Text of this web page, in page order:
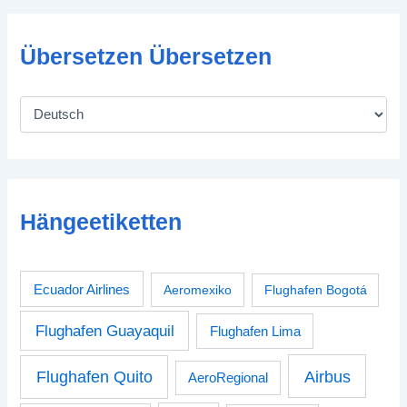
Übersetzen Übersetzen
Hängeetiketten
Ecuador Airlines Aeromexiko Flughafen Bogotá
Flughafen Guayaquil Flughafen Lima
Flughafen Quito AeroRegional Airbus